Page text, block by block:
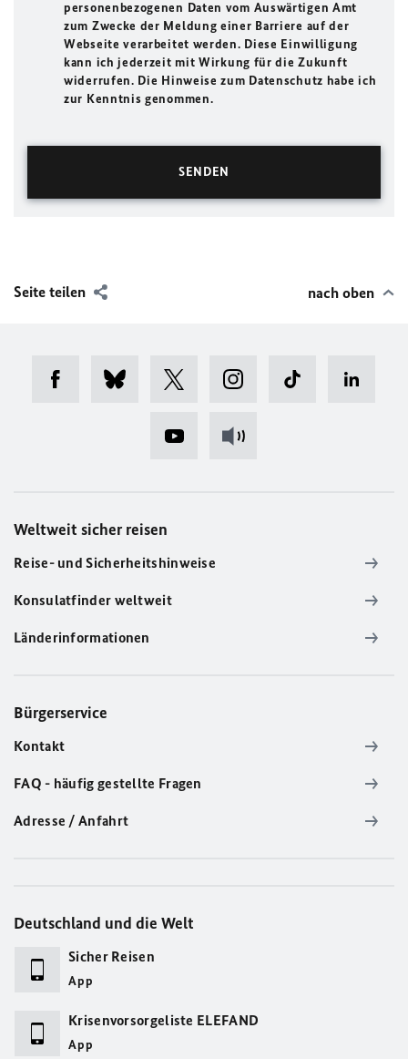
personenbezogenen Daten vom Auswärtigen Amt
zum Zwecke der Meldung einer Barriere auf der
Webseite verarbeitet werden. Diese Einwilligung
kann ich jederzeit mit Wirkung für die Zukunft
widerrufen. Die Hinweise zum Datenschutz habe ich
zur Kenntnis genommen.
Seite teilen nach oben
Weltweit sicher reisen
Reise- und Sicherheitshinweise
Konsulatfinder weltweit
Länderinformationen
Bürgerservice
Kontakt
FAQ - häufig gestellte Fragen
Adresse / Anfahrt
Deutschland und die Welt
Sicher Reisen
App
Krisenvorsorgeliste ELEFAND
App